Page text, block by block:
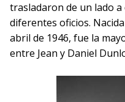
trasladaron de un lado
diferentes oficios.
abril de 1946, fue la
entre Jean y Daniel